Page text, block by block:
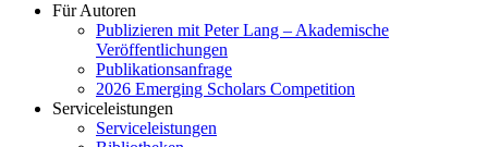
Für Autoren
Publizieren mit Peter Lang – Akademische
Veröffentlichungen
Publikationsanfrage
2026 Emerging Scholars Competition
Serviceleistungen
Serviceleistungen